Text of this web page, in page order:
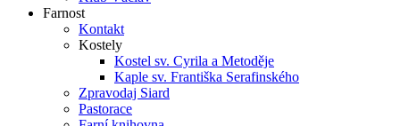
Farnost
Kontakt
Kostely
Kostel sv. Cyrila a Metoděje
Kaple sv. Františka Serafinského
Zpravodaj Siard
Pastorace